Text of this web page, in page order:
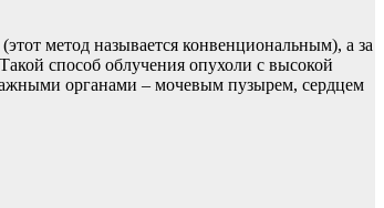
метод называется конвенциональным), а за
способ облучения опухоли с высокой
органами – мочевым пузырем, сердцем